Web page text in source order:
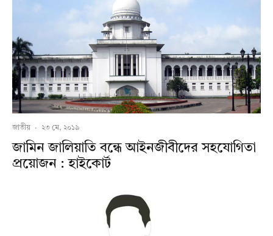
জাতীয় · ২৩ মে, ২০১৯
জামিন জালিয়াতি বন্ধে আইনজীবীদের সহযোগিতা
প্রয়োজন : হাইকোর্ট